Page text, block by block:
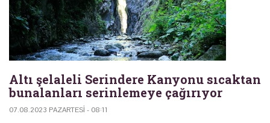
Altı şelaleli Serindere Kanyonu sıcaktan
bunalanları serinlemeye çağırıyor
07.08.2023 PAZARTESI - 08:11